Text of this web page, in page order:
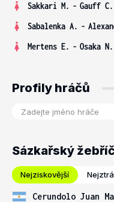
Sakkari M. - Gauff C.
Sabalenka A. -
Mertens E. - Osaka N.
Profily hráčů
Sázkařský
Nejziskovější
Cerundolo Juan